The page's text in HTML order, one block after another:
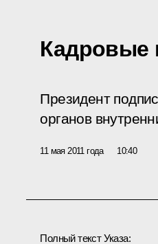
Кадровые
Президент
органов
11 мая 2011 года 10:40
Полный текст Указа: